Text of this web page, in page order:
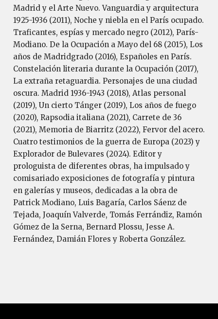
Madrid y el Arte Nuevo. Vanguardia y arquitectura
1925-1936 (2011), Noche y niebla en el París ocupado.
Traficantes, espías y mercado negro (2012), París-
Modiano. De la Ocupación a Mayo del 68 (2015), Los
años de Madridgrado (2016), Españoles en París.
Constelación literaria durante la Ocupación (2017),
La extraña retaguardia. Personajes de una ciudad
oscura. Madrid 1936-1943 (2018), Atlas personal
(2019), Un cierto Tánger (2019), Los años de fuego
(2020), Rapsodia italiana (2021), Carrete de 36
(2021), Memoria de Biarritz (2022), Fervor del acero.
Cuatro testimonios de la guerra de Europa (2023) y
Explorador de Bulevares (2024). Editor y
prologuista de diferentes obras, ha impulsado y
comisariado exposiciones de fotografía y pintura
en galerías y museos, dedicadas a la obra de
Patrick Modiano, Luis Bagaría, Carlos Sáenz de
Tejada, Joaquín Valverde, Tomás Ferrándiz, Ramón
Gómez de la Serna, Bernard Plossu, Jesse A.
Fernández, Damián Flores y Roberta González.